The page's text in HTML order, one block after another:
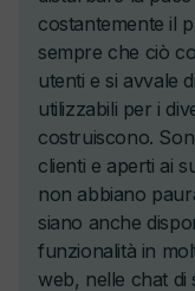
Incorpora
Membri